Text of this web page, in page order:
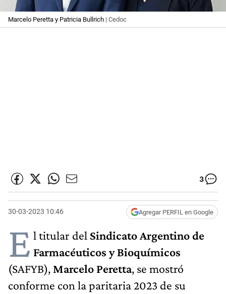
Marcelo Peretta y Patricia Bullrich | Cedoc
3
30-03-2023 10:46 Agregar PERFIL en Google
E l titular del Sindicato Argentino de
Farmacéuticos y Bioquímicos
(SAFYB), Marcelo Peretta, se mostró
conforme con la paritaria 2023 de su